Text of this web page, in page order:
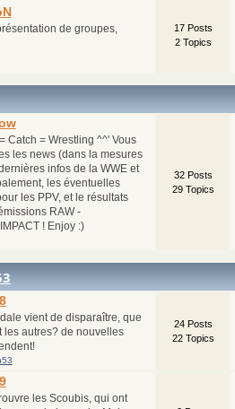
de groupes,
17 Posts
2 Topics
Catch = Wrestling ^^' Vous
les news (dans la mesures
infos de la WWE et
les éventuelles
les PPV, et le résultats
RAW -
! Enjoy :)
32 Posts
29 Topics
vient de disparaître, que
les autres? de nouvelles
24 Posts
22 Topics
les Scoubis, qui ont